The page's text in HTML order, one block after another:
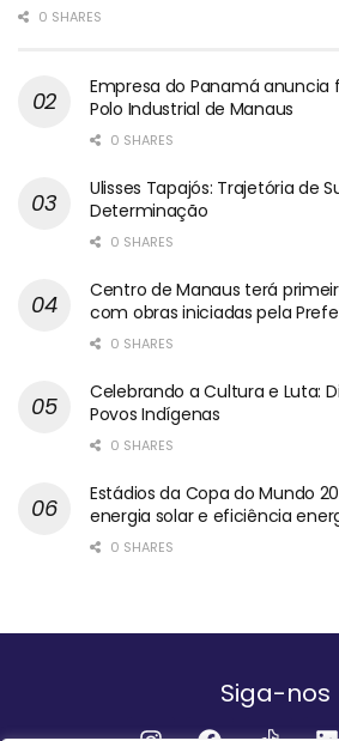
0 SHARES
Empresa do Panamá anuncia
Polo Industrial de Manaus
0 SHARES
Ulisses Tapajós: Trajetória de
Determinação
0 SHARES
Centro de Manaus terá
com obras iniciadas pela
0 SHARES
Celebrando a Cultura e Luta:
Povos Indígenas
0 SHARES
Estádios da Copa do Mundo
energia solar e eficiência
0 SHARES
Siga-nos